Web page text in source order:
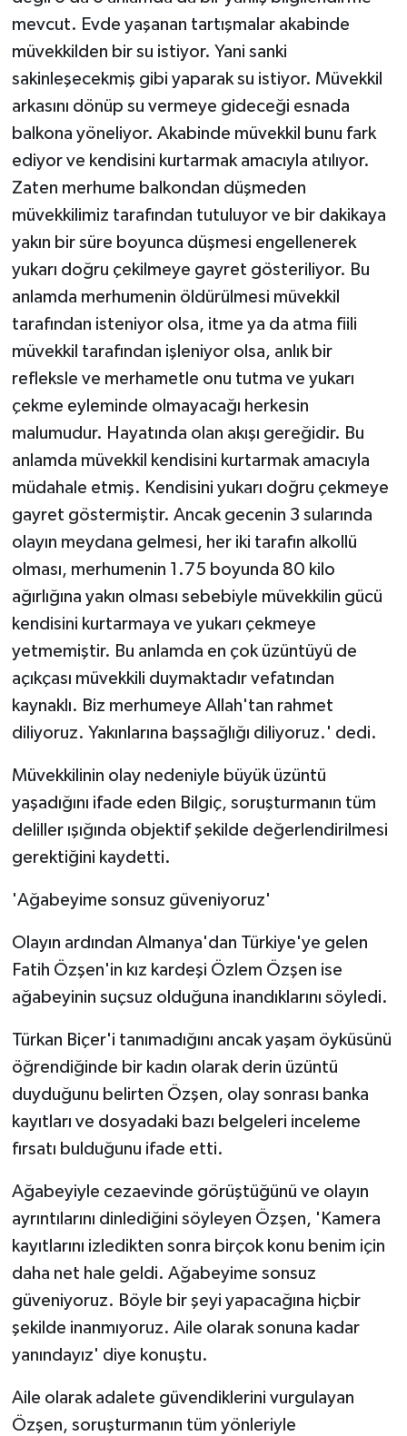
mevcut. Evde yaşanan tartışmalar akabinde
müvekkilden bir su istiyor. Yani sanki
sakinleşecekmiş gibi yaparak su istiyor. Müvekkil
arkasını dönüp su vermeye gideceği esnada
balkona yöneliyor. Akabinde müvekkil bunu fark
ediyor ve kendisini kurtarmak amacıyla atılıyor.
Zaten merhume balkondan düşmeden
müvekkilimiz tarafından tutuluyor ve bir dakikaya
yakın bir süre boyunca düşmesi engellenerek
yukarı doğru çekilmeye gayret gösteriliyor. Bu
anlamda merhumenin öldürülmesi müvekkil
tarafından isteniyor olsa, itme ya da atma fiili
müvekkil tarafından işleniyor olsa, anlık bir
refleksle ve merhametle onu tutma ve yukarı
çekme eyleminde olmayacağı herkesin
malumudur. Hayatında olan akışı gereğidir. Bu
anlamda müvekkil kendisini kurtarmak amacıyla
müdahale etmiş. Kendisini yukarı doğru çekmeye
gayret göstermiştir. Ancak gecenin 3 sularında
olayın meydana gelmesi, her iki tarafın alkollü
olması, merhumenin 1.75 boyunda 80 kilo
ağırlığına yakın olması sebebiyle müvekkilin gücü
kendisini kurtarmaya ve yukarı çekmeye
yetmemiştir. Bu anlamda en çok üzüntüyü de
açıkçası müvekkili duymaktadır vefatından
kaynaklı. Biz merhumeye Allah'tan rahmet
diliyoruz. Yakınlarına başsağlığı diliyoruz.' dedi.
Müvekkilinin olay nedeniyle büyük üzüntü
yaşadığını ifade eden Bilgiç, soruşturmanın tüm
deliller ışığında objektif şekilde değerlendirilmesi
gerektiğini kaydetti.
'Ağabeyime sonsuz güveniyoruz'
Olayın ardından Almanya'dan Türkiye'ye gelen
Fatih Özşen'in kız kardeşi Özlem Özşen ise
ağabeyinin suçsuz olduğuna inandıklarını söyledi.
Türkan Biçer'i tanımadığını ancak yaşam öyküsünü
öğrendiğinde bir kadın olarak derin üzüntü
duyduğunu belirten Özşen, olay sonrası banka
kayıtları ve dosyadaki bazı belgeleri inceleme
fırsatı bulduğunu ifade etti.
Ağabeyiyle cezaevinde görüştüğünü ve olayın
ayrıntılarını dinlediğini söyleyen Özşen, 'Kamera
kayıtlarını izledikten sonra birçok konu benim için
daha net hale geldi. Ağabeyime sonsuz
güveniyoruz. Böyle bir şeyi yapacağına hiçbir
şekilde inanmıyoruz. Aile olarak sonuna kadar
yanındayız' diye konuştu.
Aile olarak adalete güvendiklerini vurgulayan
Özşen, soruşturmanın tüm yönleriyle